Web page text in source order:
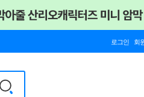
로그인 회